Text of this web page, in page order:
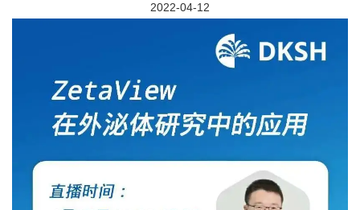
2022-04-12